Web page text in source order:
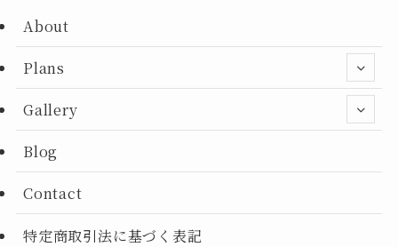
About
Plans
Gallery
Blog
Contact
特定商取引法に基づく表記